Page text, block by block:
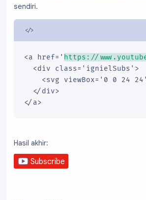
.ignielSubs svg path {
}
sendiri.
<a href=' https://
  <div class='ignielSubs'>
<svg viewBox='0 0 24
  </div>
</a>
Hasil akhir:
Subscribe